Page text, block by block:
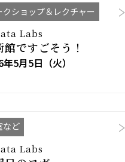
クショップ＆レクチャー
Labs
館ですごそう！
5月5日（火）
など
Labs